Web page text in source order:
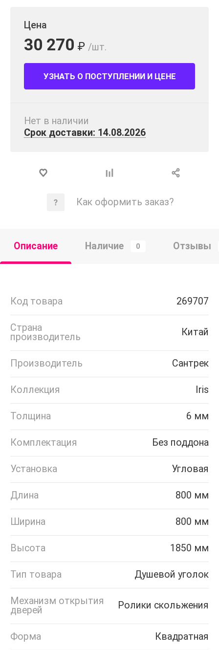
Цена
30 270 ₽ /шт.
УЗНАТЬ О ПОСТУПЛЕНИИ И ЦЕНЕ
Нет в наличии
Срок доставки: 14.08.2026
Как оформить заказ?
Описание Наличие 0 Отзывы
Код товара 269707
Страна
производитель
Китай
Производитель Сантрек
Коллекция Iris
Толщина 6 мм
Комплектация Без поддона
Установка Угловая
Длина 800 мм
Ширина 800 мм
Высота 1850 мм
Тип товара Душевой уголок
Механизм открытия
дверей
Ролики скольжения
Форма Квадратная